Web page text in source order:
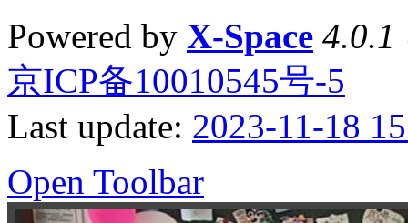
Powered by X-Space 4.0.1
京ICP备10010545号-5
Last update: 2023-11-18
Open Toolbar